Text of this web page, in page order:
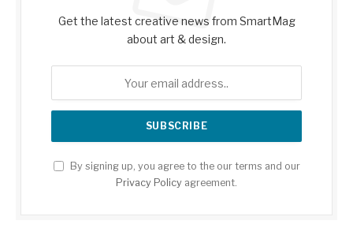
Get the latest creative news from SmartMag
about art & design.
By signing up, you agree to the our terms and our
Privacy Policy agreement.